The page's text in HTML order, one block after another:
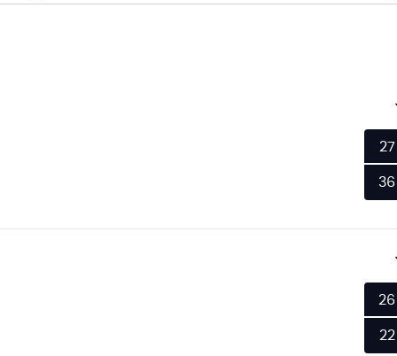
27
36
26
22